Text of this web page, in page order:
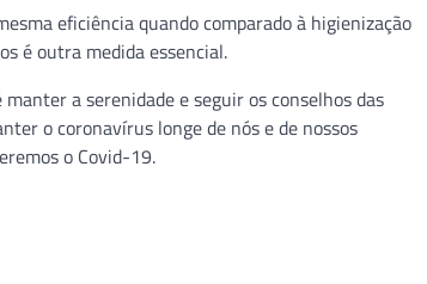
eficiência quando comparado à higienização
é outra medida essencial.
a serenidade e seguir os conselhos das
o coronavírus longe de nós e de nossos
o Covid-19.